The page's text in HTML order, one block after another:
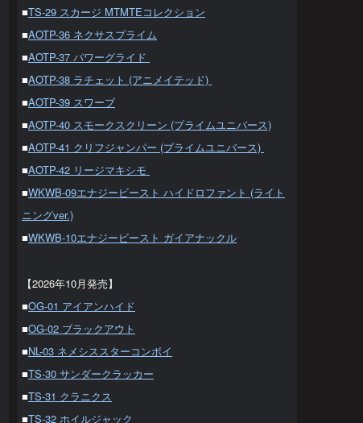
■TS-29 スカージ MTMTEコレクション
■AOTP-36 ネクサスプライム
■AOTP-37 パワーグライド
■AOTP-38 ラチェット (アニメイテッド)
■AOTP-39 スワーブ
■AOTP-40 スモークスクリーン (プライムユニバース)
■AOTP-41 クリフジャンパー (プライムユニバース)
■AOTP-42 リージマキシモ
■WKWB-09エナジービースト ハイドロファント (ライト
ニングver.)
■WKWB-10エナジービースト ガイアナックル
【2026年10月発売】
■OG-01 アイアンハイド
■OG-02 ブラックアウト
■NL-03 ネメシススターコンボイ
■TS-30 サンダークラッカー
■TS-31 クラニクス
■TS-32 ホイルジャック